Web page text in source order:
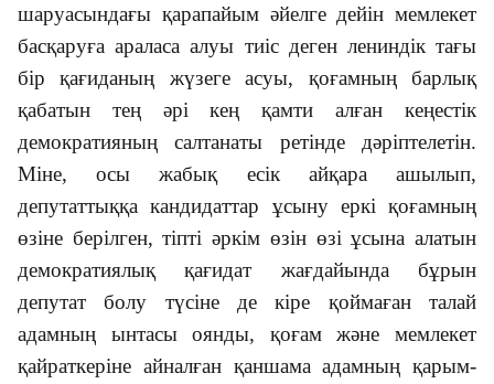
шаруасындағы қарапайым әйелге дейін мемлекет
басқаруға араласа алуы тиіс деген лениндік тағы
бір қағиданың жүзеге асуы, қоғамның барлық
қабатын тең әрі кең қамти алған кеңестік
демократияның салтанаты ретінде дәріптелетін.
Міне, осы жабық есік айқара ашылып,
депутаттыққа кандидаттар ұсыну еркі қоғамның
өзіне берілген, тіпті әркім өзін өзі ұсына алатын
демократиялық қағидат жағдайында бұрын
депутат болу түсіне де кіре қоймаған талай
адамның ынтасы оянды, қоғам және мемлекет
қайраткеріне айналған қаншама адамның қарым-